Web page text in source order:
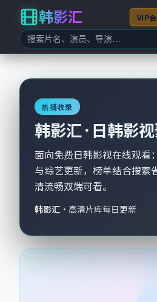
韩影汇 VIP
热播收录
韩影汇 · 日韩影
面向免费日韩影视在线观看
与综艺更新，榜单结合搜索
清流畅双端可看。
韩影汇 · 高清片库每日更新